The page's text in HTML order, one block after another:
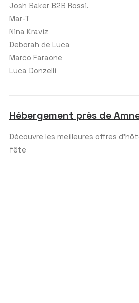
Josh Baker B2B Rossi.
Mar-T
Nina Kraviz
Deborah de Luca
Marco Faraone
Luca Donzelli
Hébergement près de
Découvre les meilleures offres
fête